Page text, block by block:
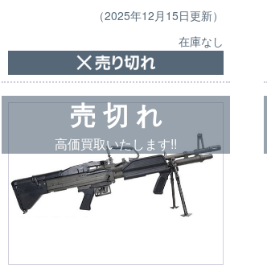
（2025年12月15日更新）
在庫なし
売 切 れ
高価買取いたします!!